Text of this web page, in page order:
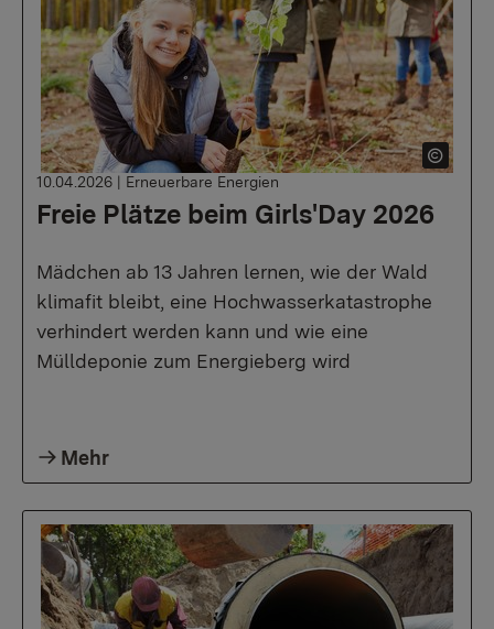
Freie Plätze beim Girls'Day 2026
10.04.2026 | Erneuerbare Energien
Mädchen ab 13 Jahren lernen, wie der Wald
klimafit bleibt, eine Hochwasserkatastrophe
verhindert werden kann und wie eine
Mülldeponie zum Energieberg wird
Mehr